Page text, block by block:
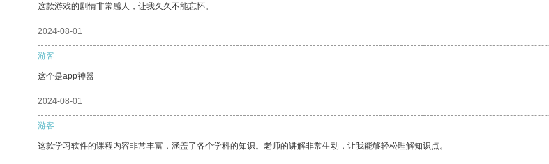
这款游戏的剧情非常感人，让我久久不能忘怀。
2024-08-01
游客
这个是app神器
2024-08-01
游客
这款学习软件的课程内容非常丰富，涵盖了各个学科的知识。老师的讲解非常生动，让我能够轻松理解知识点。